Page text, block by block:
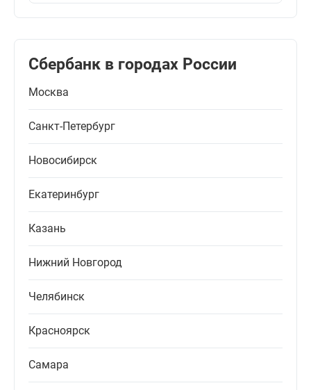
Сбербанк в городах России
Москва
Санкт-Петербург
Новосибирск
Екатеринбург
Казань
Нижний Новгород
Челябинск
Красноярск
Самара